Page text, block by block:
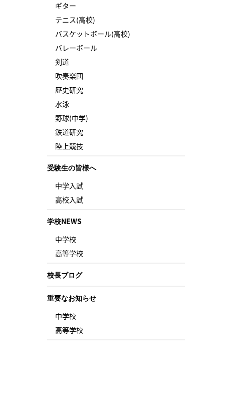
ギター
テニス(高校)
バスケットボール(高校)
バレーボール
剣道
吹奏楽団
歴史研究
水泳
野球(中学)
鉄道研究
陸上競技
受験生の皆様へ
中学入試
高校入試
学校NEWS
中学校
高等学校
校長ブログ
重要なお知らせ
中学校
高等学校